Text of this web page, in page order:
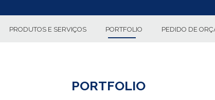
PRODUTOS E SERVIÇOS PORTFOLIO PEDIDO DE
PORTFOLIO